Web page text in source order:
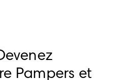
Pampers et